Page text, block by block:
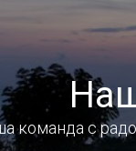
команда с